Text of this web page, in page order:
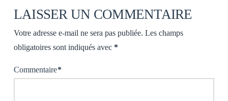
LAISSER UN COMMENTAIRE
Votre adresse e-mail ne sera pas publiée. Les champs
obligatoires sont indiqués avec *
Commentaire*